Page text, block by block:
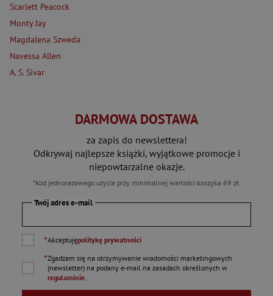
Scarlett Peacock
Monty Jay
Magdalena Szweda
Navessa Allen
A. S. Sivar
DARMOWA DOSTAWA
za zapis do newslettera!
Odkrywaj najlepsze książki, wyjątkowe promocje i
niepowtarzalne okazje.
*Kod jednorazowego użycia przy minimalnej wartości koszyka 69 zł.
Twój adres e-mail
*Akceptujępolitykę prywatności
*Zgadzam się na otrzymywanie wiadomości marketingowych
(newsletter) na podany e-mail na zasadach określonych w
regulaminie.